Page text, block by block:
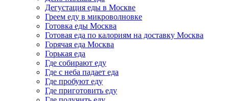
Дегустация еды в Москве
Греем еду в микроволновке
Готовка еды Москва
Готовая еда по калориям на доставку Москва
Горячая еда Москва
Горькая еда
Где собирают еду
Где с неба падает еда
Где пробуют еду
Где приготовить еду